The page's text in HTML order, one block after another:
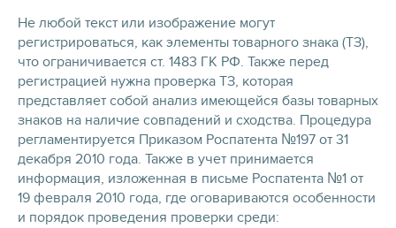
Не любой текст или изображение могут
регистрироваться, как элементы товарного знака (ТЗ),
что ограничивается ст. 1483 ГК РФ. Также перед
регистрацией нужна проверка ТЗ, которая
представляет собой анализ имеющейся базы товарных
знаков на наличие совпадений и сходства. Процедура
регламентируется Приказом Роспатента №197 от 31
декабря 2010 года. Также в учет принимается
информация, изложенная в письме Роспатента №1 от
19 февраля 2010 года, где оговариваются особенности
и порядок проведения проверки среди: